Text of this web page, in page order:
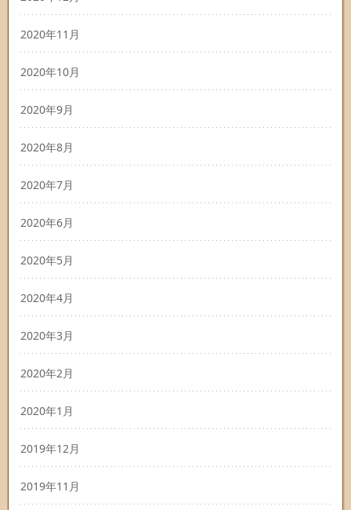
2020年11月
2020年10月
2020年9月
2020年8月
2020年7月
2020年6月
2020年5月
2020年4月
2020年3月
2020年2月
2020年1月
2019年12月
2019年11月